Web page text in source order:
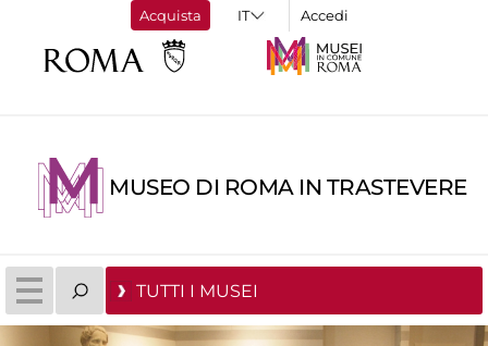
Acquista Accedi
MUSEO DI ROMA IN TRASTEVERE
TUTTI I MUSEI